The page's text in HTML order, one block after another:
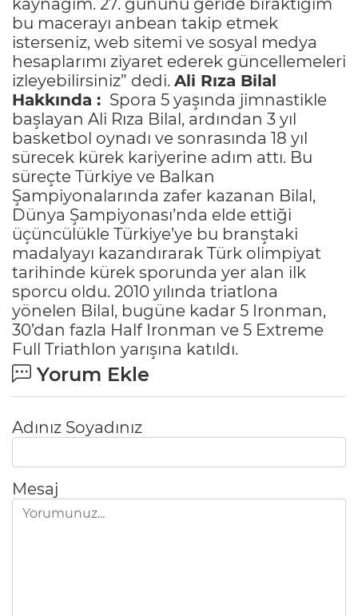
bu macerayı anbean takip etmek
isterseniz, web sitemi ve sosyal medya
hesaplarımı ziyaret ederek güncellemeleri
izleyebilirsiniz” dedi. Ali Rıza Bilal
Hakkında : Spora 5 yaşında jimnastikle
başlayan Ali Rıza Bilal, ardından 3 yıl
basketbol oynadı ve sonrasında 18 yıl
sürecek kürek kariyerine adım attı. Bu
süreçte Türkiye ve Balkan
Şampiyonalarında zafer kazanan Bilal,
Dünya Şampiyonası’nda elde ettiği
üçüncülükle Türkiye’ye bu branştaki
madalyayı kazandırarak Türk olimpiyat
tarihinde kürek sporunda yer alan ilk
sporcu oldu. 2010 yılında triatlona
yönelen Bilal, bugüne kadar 5 Ironman,
30’dan fazla Half Ironman ve 5 Extreme
Full Triathlon yarışına katıldı.
Yorum Ekle
Adınız Soyadınız
Mesaj